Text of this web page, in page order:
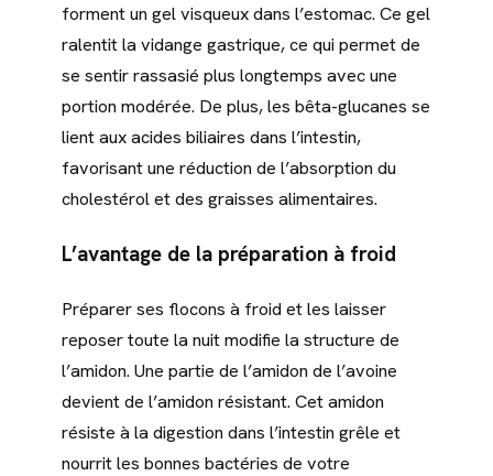
forment un gel visqueux dans l’estomac. Ce gel
ralentit la vidange gastrique, ce qui permet de
se sentir rassasié plus longtemps avec une
portion modérée. De plus, les bêta-glucanes se
lient aux acides biliaires dans l’intestin,
favorisant une réduction de l’absorption du
cholestérol et des graisses alimentaires.
L’avantage de la préparation à froid
Préparer ses flocons à froid et les laisser
reposer toute la nuit modifie la structure de
l’amidon. Une partie de l’amidon de l’avoine
devient de l’amidon résistant. Cet amidon
résiste à la digestion dans l’intestin grêle et
nourrit les bonnes bactéries de votre